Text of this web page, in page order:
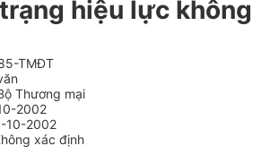
hiệu lực không
TMĐT
Thương mại
2002
10-2002
xác định